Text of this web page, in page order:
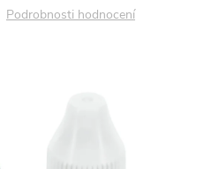
Podrobnosti hodnocení